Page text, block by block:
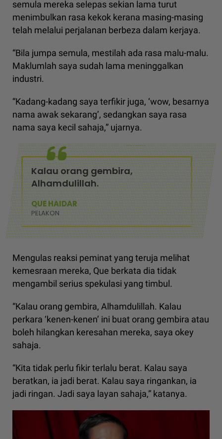
semula mereka selepas sekian lama turut
menimbulkan rasa kekok kerana masing-masing
telah melalui perjalanan berbeza dalam kerjaya.
“Bila jumpa semula, mestilah ada rasa malu-malu.
Maklumlah saya sudah lama meninggalkan
industri.
“Kadang-kadang saya terfikir juga, ‘wow, besarnya
nama awak sekarang’, sedangkan saya rasa
nama saya kecil sahaja,” ujarnya.
Kalau orang gembira,
Alhamdulillah.
QUE HAIDAR
PELAKON
Mengulas reaksi peminat yang teruja melihat
kemesraan mereka, Que berkata dia tidak
mengambil serius spekulasi yang timbul.
“Kalau orang gembira, Alhamdulillah. Kalau
perkara ‘kenen-kenen’ ini buat orang gembira atau
boleh hilangkan keresahan mereka, saya okey
sahaja.
“Kita tidak perlu fikir terlalu berat. Kalau saya
beratkan, ia jadi berat. Kalau saya ringankan, ia
jadi ringan. Jadi saya layan sahaja,” katanya.